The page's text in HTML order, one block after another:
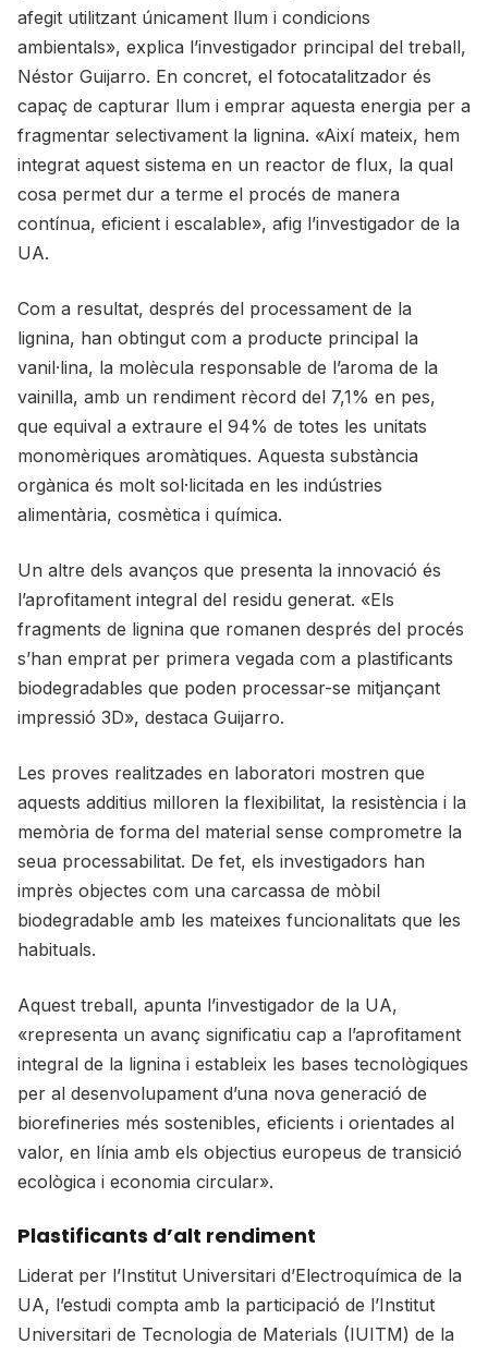
afegit utilitzant únicament llum i condicions
ambientals», explica l’investigador principal del treball,
Néstor Guijarro. En concret, el fotocatalitzador és
capaç de capturar llum i emprar aquesta energia per a
fragmentar selectivament la lignina. «Així mateix, hem
integrat aquest sistema en un reactor de flux, la qual
cosa permet dur a terme el procés de manera
contínua, eficient i escalable», afig l’investigador de la
UA.
Com a resultat, després del processament de la
lignina, han obtingut com a producte principal la
vanil·lina, la molècula responsable de l’aroma de la
vainilla, amb un rendiment rècord del 7,1% en pes,
que equival a extraure el 94% de totes les unitats
monomèriques aromàtiques. Aquesta substància
orgànica és molt sol·licitada en les indústries
alimentària, cosmètica i química.
Un altre dels avanços que presenta la innovació és
l’aprofitament integral del residu generat. «Els
fragments de lignina que romanen després del procés
s’han emprat per primera vegada com a plastificants
biodegradables que poden processar-se mitjançant
impressió 3D», destaca Guijarro.
Les proves realitzades en laboratori mostren que
aquests additius milloren la flexibilitat, la resistència i la
memòria de forma del material sense comprometre la
seua processabilitat. De fet, els investigadors han
imprès objectes com una carcassa de mòbil
biodegradable amb les mateixes funcionalitats que les
habituals.
Aquest treball, apunta l’investigador de la UA,
«representa un avanç significatiu cap a l’aprofitament
integral de la lignina i estableix les bases tecnològiques
per al desenvolupament d’una nova generació de
biorefineries més sostenibles, eficients i orientades al
valor, en línia amb els objectius europeus de transició
ecològica i economia circular».
Plastificants d’alt rendiment
Liderat per l’Institut Universitari d’Electroquímica de la
UA, l’estudi compta amb la participació de l’Institut
Universitari de Tecnologia de Materials (IUITM) de la